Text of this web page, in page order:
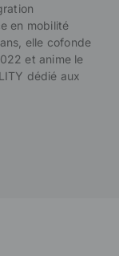
en mobilité
elle cofonde
et anime le
dédié aux